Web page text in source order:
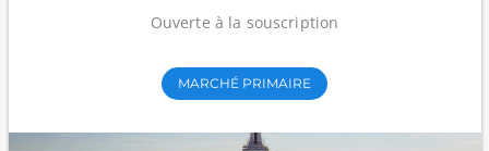
Ouverte à la souscription
MARCHÉ PRIMAIRE